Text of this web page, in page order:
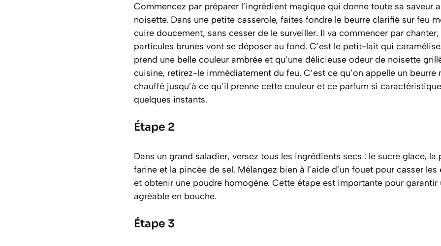
Commencez par préparer l’ingrédient magique qui donne toute sa saveur
noisette. Dans une petite casserole, faites fondre le beurre clarifié sur feu
cuire doucement, sans cesser de le surveiller. Il va commencer par
particules brunes vont se déposer au fond. C’est le petit-lait qui
prend une belle couleur ambrée et qu’une délicieuse odeur de noisette
cuisine, retirez-le immédiatement du feu. C’est ce qu’on appelle un beurre
chauffé jusqu’à ce qu’il prenne cette couleur et ce parfum si
quelques instants.
Étape 2
Dans un grand saladier, versez tous les ingrédients secs : le sucre glace, la
farine et la pincée de sel. Mélangez bien à l’aide d’un fouet pour casser
et obtenir une poudre homogène. Cette étape est importante pour garantir
agréable en bouche.
Étape 3